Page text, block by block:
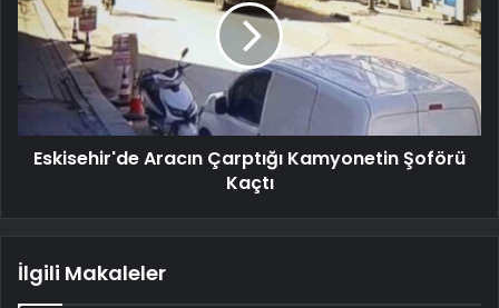
Eskisehir'de Aracın Çarptığı Kamyonetin Şoförü
Kaçtı
İlgili Makaleler